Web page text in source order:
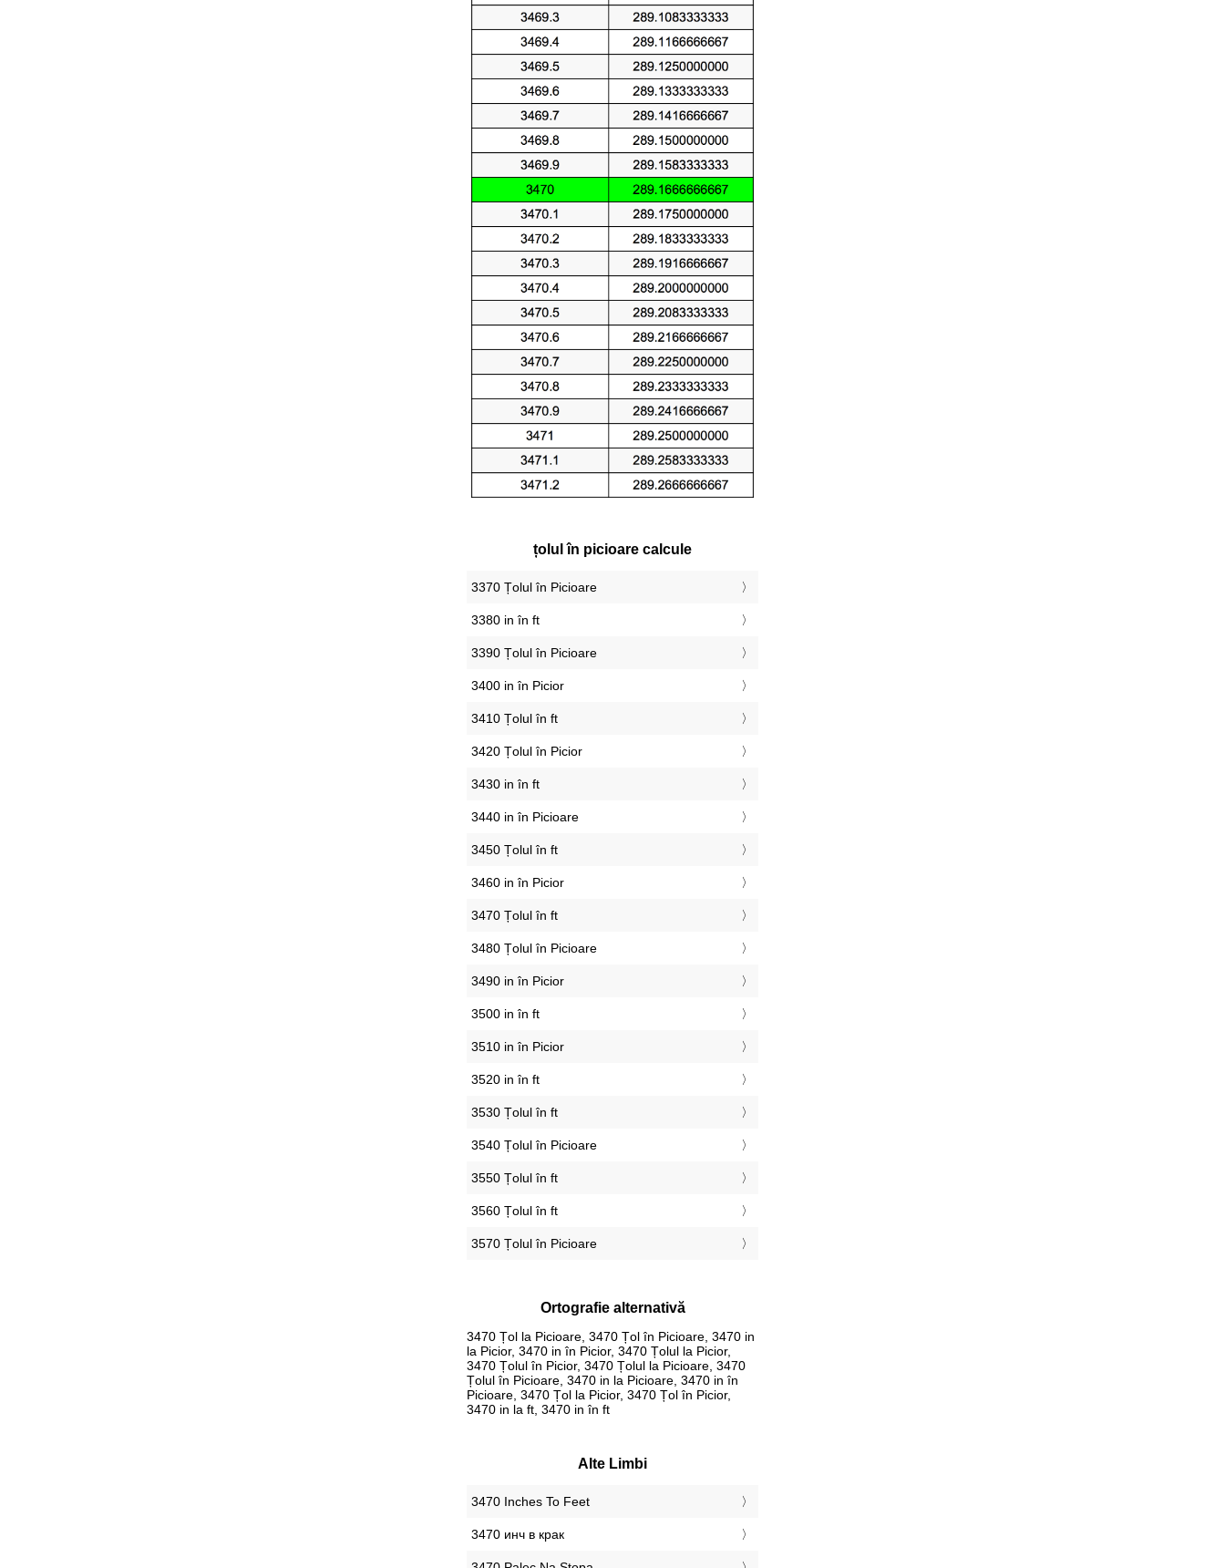
țolul în picioare calcule
3370 Țolul în Picioare
3380 in în ft
3390 Țolul în Picioare
3400 in în Picior
3410 Țolul în ft
3420 Țolul în Picior
3430 in în ft
3440 in în Picioare
3450 Țolul în ft
3460 in în Picior
3470 Țolul în ft
3480 Țolul în Picioare
3490 in în Picior
3500 in în ft
3510 in în Picior
3520 in în ft
3530 Țolul în ft
3540 Țolul în Picioare
3550 Țolul în ft
3560 Țolul în ft
3570 Țolul în Picioare
Ortografie alternativă
3470 Țol la Picioare, 3470 Țol în Picioare, 3470 in
la Picior, 3470 in în Picior, 3470 Țolul la Picior,
3470 Țolul în Picior, 3470 Țolul la Picioare, 3470
Țolul în Picioare, 3470 in la Picioare, 3470 in în
Picioare, 3470 Țol la Picior, 3470 Țol în Picior,
3470 in la ft, 3470 in în ft
Alte Limbi
‎3470 Inches To Feet
‎3470 инч в крак